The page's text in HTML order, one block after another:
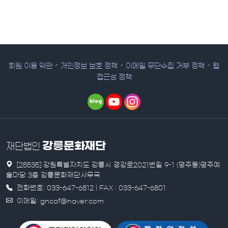
회원 이용 약관 개인정보 보호 정책 이메일 무단수집 거부 정책
웹
접근성 정책
재단법인 강릉문화재단
[25535] 강원특별자치도 강릉시 경강로2021번길 9-1 (명주동)명주예
술마당 3층 강릉문화재단사무국
전화번호: 033-647-6812 | FAX : 033-647-6801
이메일: gncaf@naver.com